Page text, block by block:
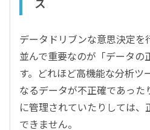
データドリブンな意思決定を
並んで重要なのが「データの
す。どれほど高機能な分析ツ
なるデータが不正確であった
に管理されていたりしては
できません。